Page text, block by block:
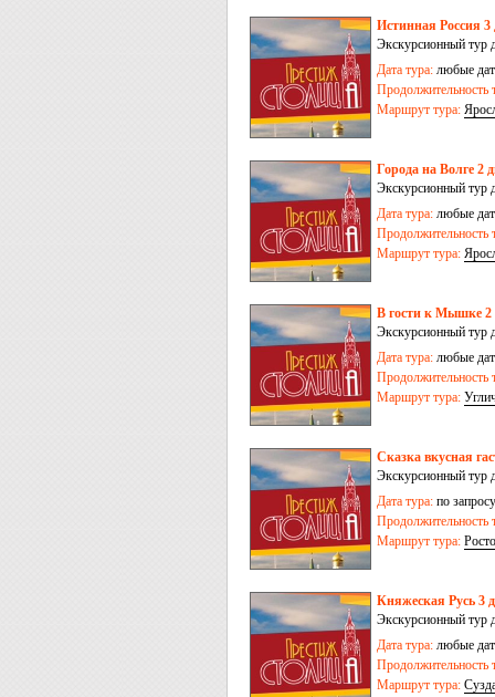
Истинная Россия 3
Экскурсионный тур
Кострома
Дата тура: любые
Продолжительность
Маршрут тура:
Города на Волге 2
Экскурсионный тур
Дата тура: любые
Продолжительность
Маршрут тура:
В гости к Мышке 2
Экскурсионный тур
Дата тура: любые
Продолжительность
Маршрут тура:
Сказка вкусная
Экскурсионный тур
Дата тура: по запросу
Продолжительность
Маршрут тура:
Княжеская Русь 3
Экскурсионный тур
Александров
Дата тура: любые
Продолжительность
Маршрут тура: